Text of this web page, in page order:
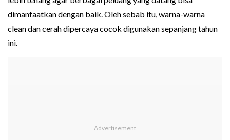
dimanfaatkan dengan baik. Oleh sebab itu, warna-warna
clean dan cerah dipercaya cocok digunakan sepanjang tahun
ini.